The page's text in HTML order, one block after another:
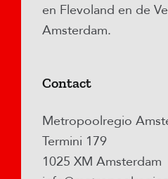
en Flevoland en de
Amsterdam.
Contact
Metropoolregio
Termini 179
1025 XM Amsterdam